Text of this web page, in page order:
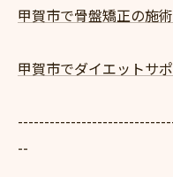
甲賀市で骨盤矯正の施
甲賀市でダイエットサ
--